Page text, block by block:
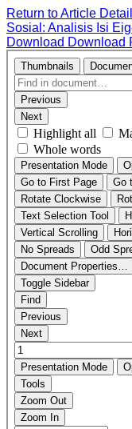
Return to Article
Sosial: Analisis Isi
Download Download